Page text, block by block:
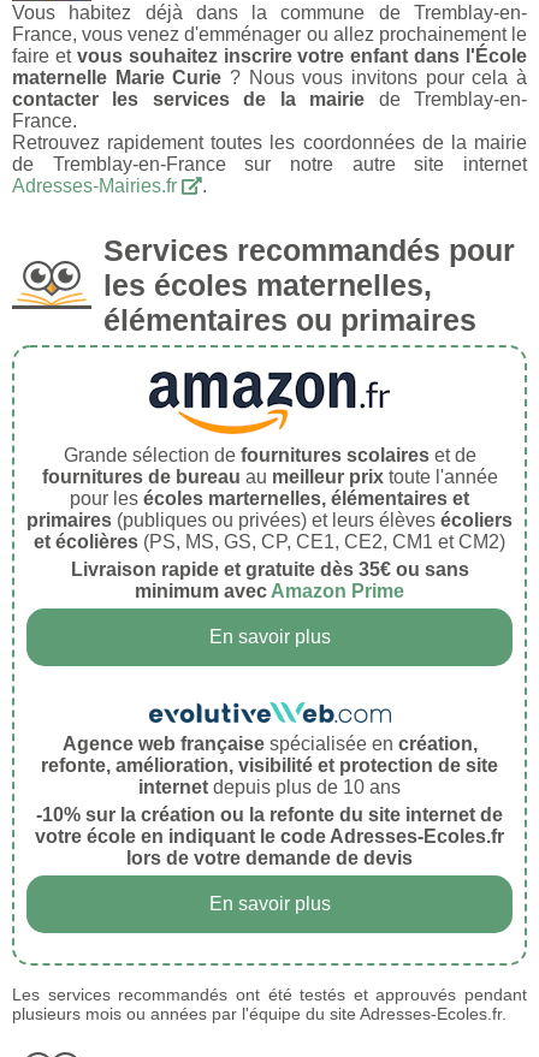
Vous habitez déjà dans la commune de Tremblay-en-
France, vous venez d'emménager ou allez prochainement le
faire et vous souhaitez inscrire votre enfant dans l'École
maternelle Marie Curie ? Nous vous invitons pour cela à
contacter les services de la mairie de Tremblay-en-
France.
Retrouvez rapidement toutes les coordonnées de la mairie
de Tremblay-en-France sur notre autre site internet
Adresses-Mairies.fr
.
Services recommandés pour
les écoles maternelles,
élémentaires ou primaires
Grande sélection de fournitures scolaireset de
fournitures de bureau au meilleur prixtoute l'année
pour les écoles marternelles, élémentaires et
primaires (publiques ou privées) et leurs élèves écoliers
et écolières (PS, MS, GS, CP, CE1, CE2, CM1 et CM2)
Livraison rapide et gratuite dès 35€ ou sans
minimum avec Amazon Prime
En savoir plus
Agence web françaisespécialisée en création,
refonte, amélioration, visibilité et protection de site
internet depuis plus de 10 ans
-10% sur la création ou la refonte du site internet de
votre école en indiquant le code Adresses-Ecoles.fr
lors de votre demande de devis
En savoir plus
Les services recommandés ont été testés et approuvés pendant
plusieurs mois ou années par l'équipe du site Adresses-Ecoles.fr.